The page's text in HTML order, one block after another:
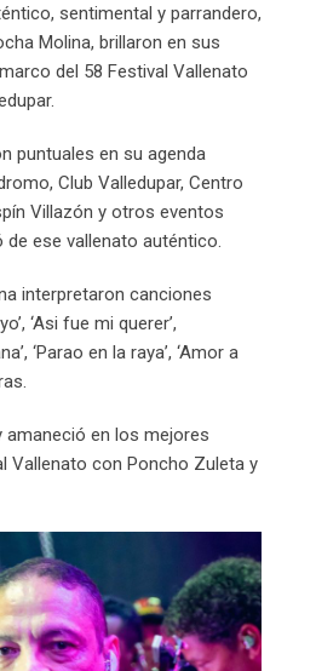
sentimental y parrandero,
Molina, brillaron en sus
del 58 Festival Vallenato
puntuales en su agenda
Club Valledupar, Centro
Villazón y otros eventos
ese vallenato auténtico.
interpretaron canciones
‘Asi fue mi querer’,
‘Parao en la raya’, ‘Amor a
amaneció en los mejores
Vallenato con Poncho Zuleta y